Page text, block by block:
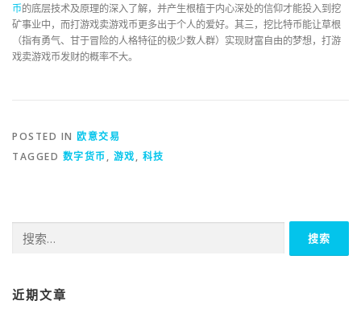
币的底层技术及原理的深入了解，并产生根植于内心深处的信仰才能投入到挖
矿事业中，而打游戏卖游戏币更多出于个人的爱好。其三，挖比特币能让草根
（指有勇气、甘于冒险的人格特征的极少数人群）实现财富自由的梦想，打游
戏卖游戏币发财的概率不大。
POSTED IN 欧意交易
TAGGED 数字货币, 游戏, 科技
索：
近期文章